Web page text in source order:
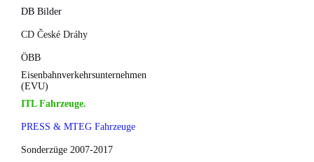
DB Bilder
CD České Dráhy
ÖBB
Eisenbahnverkehrsunternehmen
(EVU)
ITL Fahrzeuge.
PRESS & MTEG Fahrzeuge
Sonderzüge 2007-2017